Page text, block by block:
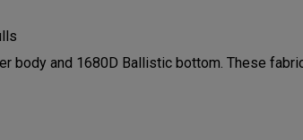
body and 1680D Ballistic bottom. These